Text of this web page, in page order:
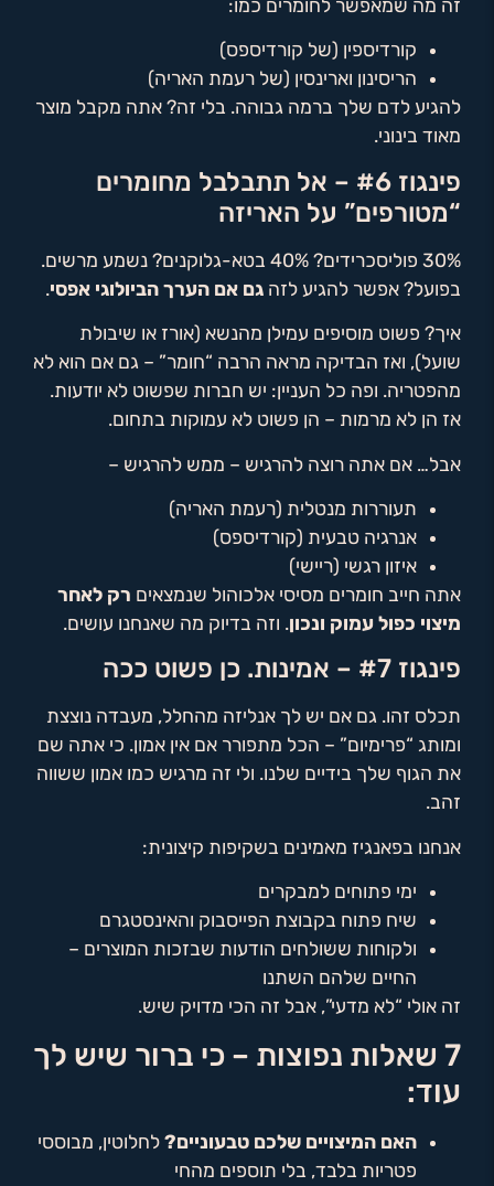
זה מה שמאפשר לחומרים כמו:
קורדיספין (של קורדיספס)
הריסינון וארינסין (של רעמת האריה)
להגיע לדם שלך ברמה גבוהה. בלי זה? אתה מקבל מוצר
מאוד בינוני.
פינגוז #6 – אל תתבלבל מחומרים
“מטורפים” על האריזה
30% פוליסכרידים? 40% בטא-גלוקנים? נשמע מרשים.
בפועל? אפשר להגיע לזה גם אם הערך הביולוגי אפסי.
איך? פשוט מוסיפים עמילן מהנשא (אורז או שיבולת
שועל), ואז הבדיקה מראה הרבה “חומר” – גם אם הוא לא
מהפטריה. ופה כל העניין: יש חברות שפשוט לא יודעות.
אז הן לא מרמות – הן פשוט לא עמוקות בתחום.
אבל… אם אתה רוצה להרגיש – ממש להרגיש –
תעוררות מנטלית (רעמת האריה)
אנרגיה טבעית (קורדיספס)
איזון רגשי (ריישי)
אתה חייב חומרים מסיסי אלכוהול שנמצאים רק לאחר
מיצוי כפול עמוק ונכון. וזה בדיוק מה שאנחנו עושים.
פינגוז #7 – אמינות. כן פשוט ככה
תכלס זהו. גם אם יש לך אנליזה מהחלל, מעבדה נוצצת
ומותג “פרימיום” – הכל מתפורר אם אין אמון. כי אתה שם
את הגוף שלך בידיים שלנו. ולי זה מרגיש כמו אמון ששווה
זהב.
אנחנו בפאנגיז מאמינים בשקיפות קיצונית:
ימי פתוחים למבקרים
שיח פתוח בקבוצת הפייסבוק והאינסטגרם
ולקוחות ששולחים הודעות שבזכות המוצרים –
החיים שלהם השתנו
זה אולי “לא מדעי”, אבל זה הכי מדויק שיש.
7 שאלות נפוצות – כי ברור שיש לך
עוד:
האם המיצויים שלכם טבעוניים? לחלוטין, מבוססי
פטריות בלבד, בלי תוספים מהחי